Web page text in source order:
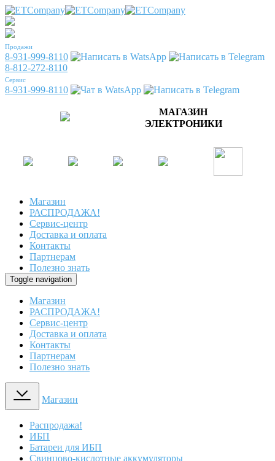
Продажи
8-931-999-8110
8-812-272-8110
Сервис
8-931-999-8110
МАГАЗИН
ЭЛЕКТРОНИКИ
Магазин
РАСПРОДАЖА!
Сервис-центр
Доставка и оплата
Контакты
Партнерам
Полезно знать
Toggle navigation
Магазин
РАСПРОДАЖА!
Сервис-центр
Доставка и оплата
Контакты
Партнерам
Полезно знать
Магазин
Распродажа!
ИБП
Батареи для ИБП
Свинцово-кислотные аккумуляторы